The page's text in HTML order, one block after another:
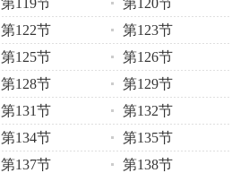
第119节
第120节
第122节
第123节
第125节
第126节
第128节
第129节
第131节
第132节
第134节
第135节
第137节
第138节